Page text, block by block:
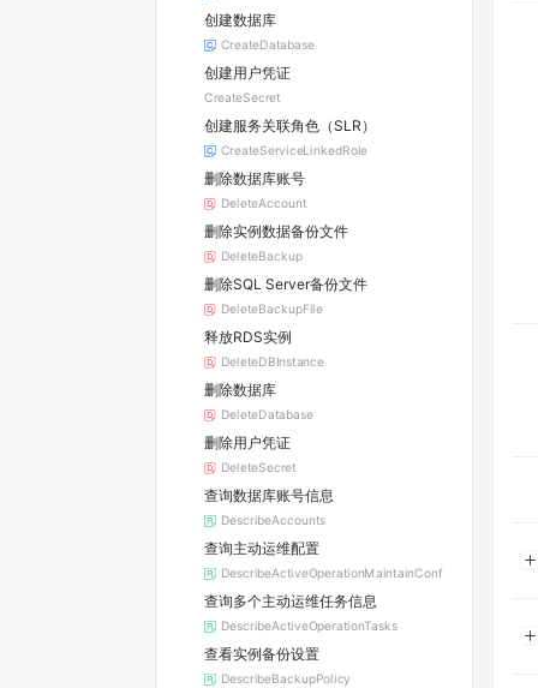
创建数据库
CreateDatabase
创建用户凭证
CreateSecret
创建服务关联角色（SLR）
CreateServiceLinkedRole
删除数据库账号
DeleteAccount
删除实例数据备份文件
DeleteBackup
删除SQL Server备份文件
DeleteBackupFile
释放RDS实例
DeleteDBInstance
删除数据库
DeleteDatabase
删除用户凭证
DeleteSecret
查询数据库账号信息
DescribeAccounts
查询主动运维配置
DescribeActiveOperationMaintainConf
查询多个主动运维任务信息
DescribeActiveOperationTasks
查看实例备份设置
DescribeBackupPolicy